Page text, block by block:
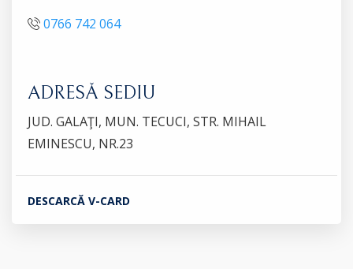
0766 742 064
ADRESĂ SEDIU
JUD. GALAŢI, MUN. TECUCI, STR. MIHAIL
EMINESCU, NR.23
DESCARCĂ V-CARD